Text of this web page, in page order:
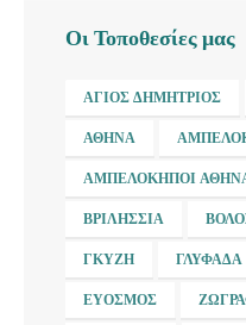
Οι Τοποθεσίες μας
ΆΓΙΟΣ ΔΗΜΉΤΡΙΟΣ
ΑΘΉΝΑ
ΑΜΠΕΛΌΚΗΠΟΙ
ΒΡΙΛΉΣΣΙΑ
ΓΚΎΖΗ ΓΛΥΦΆΔΑ
ΕΎΟΣΜΟΣ